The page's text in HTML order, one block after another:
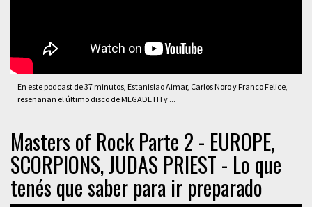
En este podcast de 37 minutos, Estanislao Aimar, Carlos Noro y Franco Felice,
reseñanan el último disco de MEGADETH y ...
Masters of Rock Parte 2 - EUROPE,
SCORPIONS, JUDAS PRIEST - Lo que
tenés que saber para ir preparado